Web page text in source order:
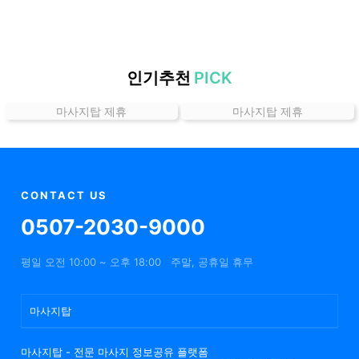
인
보
인기추천 PICK
마사지탑 제휴 마사지탑 제휴
CONTACT US
0507-2030-9000
평일 오전 10:00 ~ 오후 18:00 주말, 공휴일 휴무
마사지탑
마사지탑 - 전문 마사지 정보공유 플랫폼